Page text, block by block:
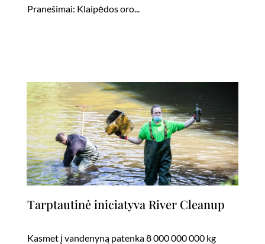
Pranešimai: Klaipėdos oro...
Tarptautinė iniciatyva River Cleanup
Kasmet į vandenyną patenka 8 000 000 000 kg